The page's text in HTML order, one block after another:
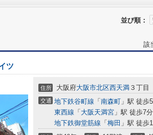
並び順：
該
ツ
住所 大阪府大阪市北区西天満 ３丁目
交通 地下鉄谷町線 「 南森町 」駅 徒歩
東西線 「 大阪天満宮 」駅 徒歩7分
地下鉄御堂筋線 「 梅田 」駅 徒歩